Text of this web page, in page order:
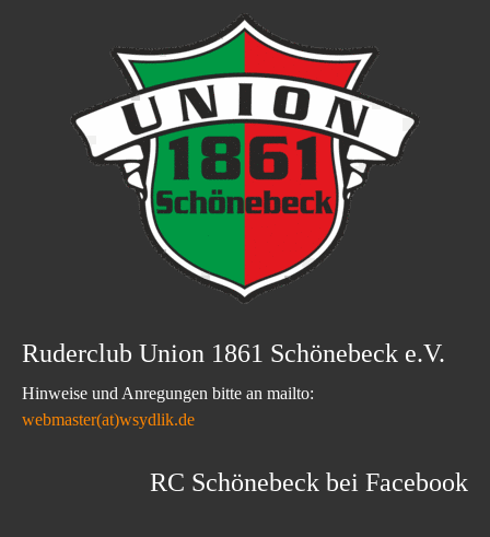
Ruderclub Union 1861 Schönebeck e.V.
Hinweise und Anregungen bitte an mailto:
webmaster(at)wsydlik.de
RC Schönebeck bei Facebook